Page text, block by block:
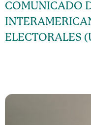
COMUNICADO
ELECTORALES